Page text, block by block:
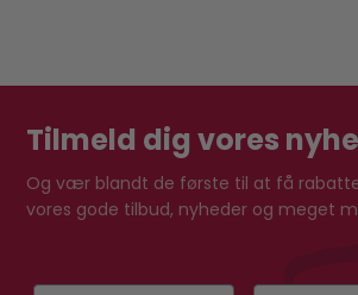
Tilmeld dig vores
Og vær blandt de første til at få
vores gode tilbud, nyheder og meget